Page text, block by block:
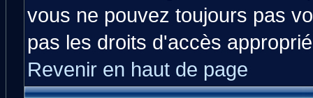
vous ne pouvez toujours pas
pas les droits d'accès
Revenir en haut de page